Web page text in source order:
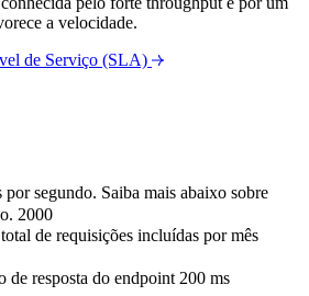
a velocidade.
de Serviço (SLA)
segundo. Saiba mais abaixo sobre
2000
de requisições incluídas por mês
de resposta do endpoint 200 ms